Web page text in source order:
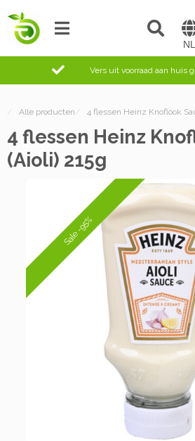
Vers uit voorraad aan huis
/ Alle producten / 4 flessen Heinz Knoflook
4 flessen Heinz
(Aioli) 215g
Sale -95%